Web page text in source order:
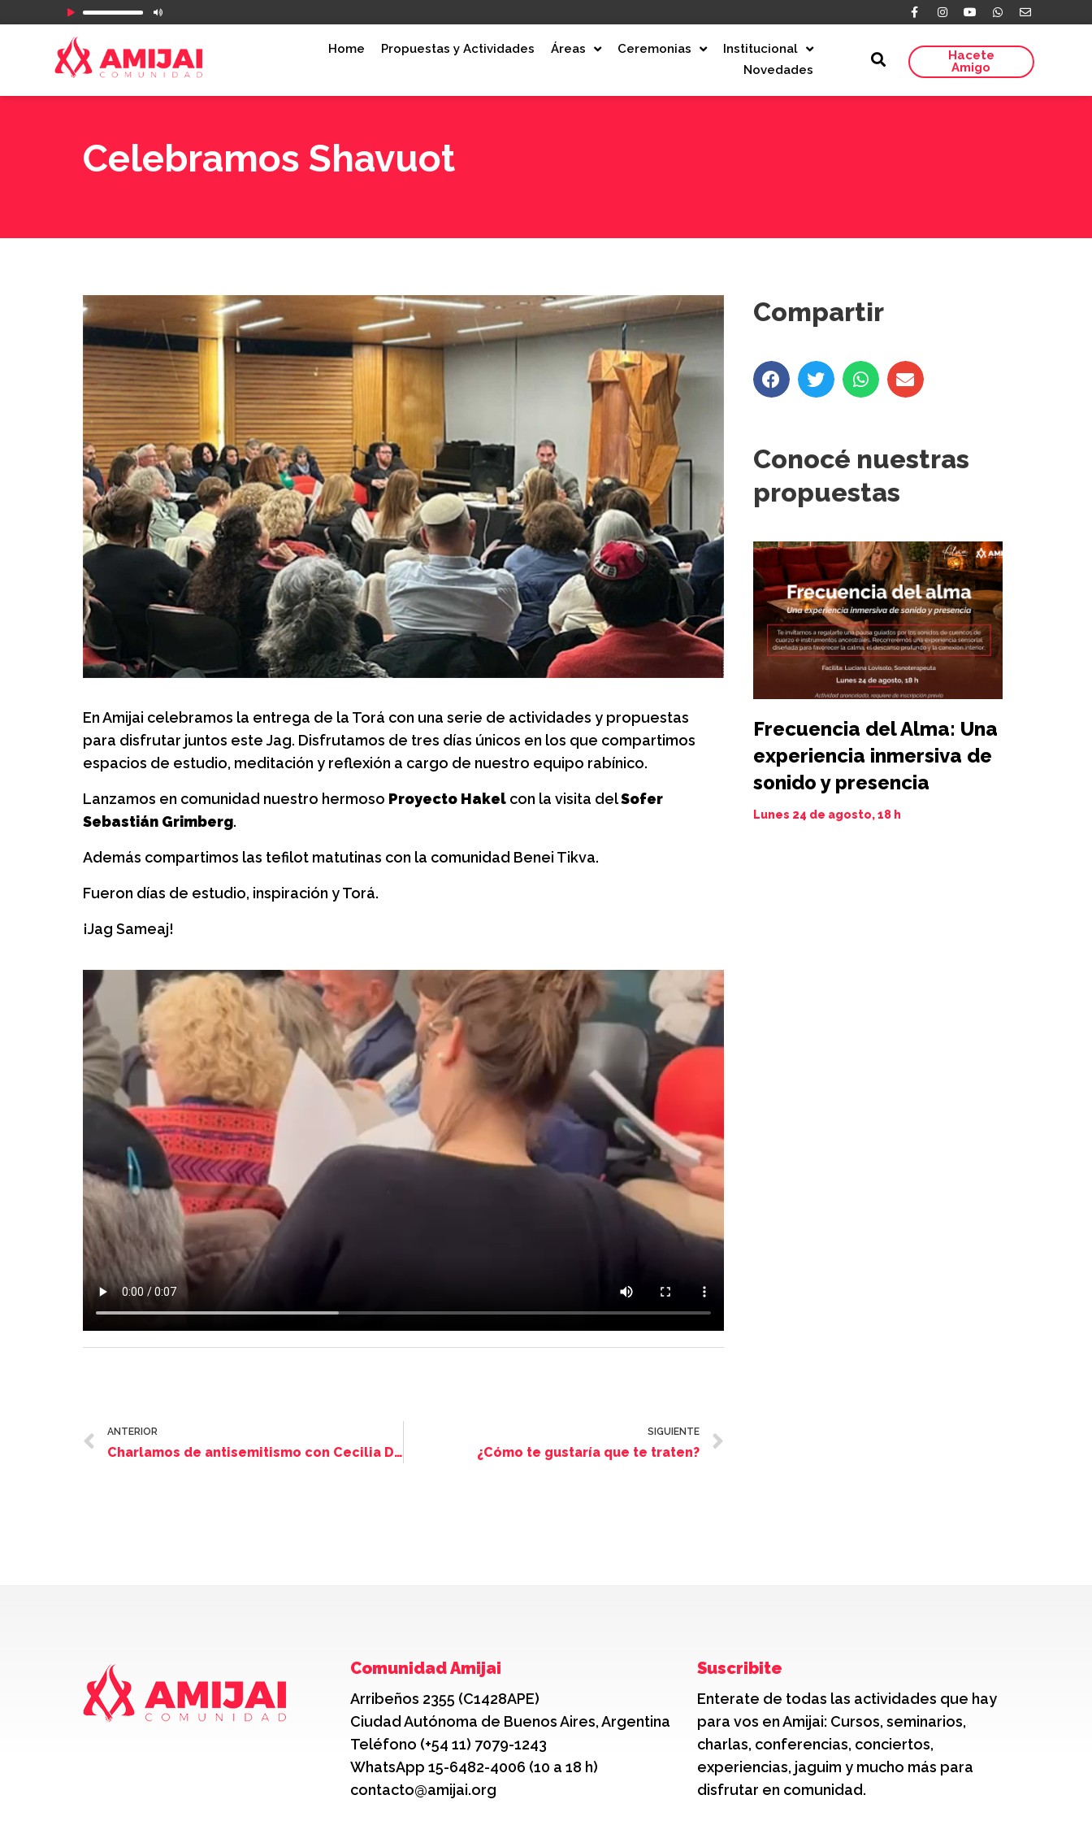
Reproductor
de
audio
Home Propuestas y Actividades Áreas Ceremonias
Institucional
Novedades
Hacete
Amigo
Celebramos Shavuot
En Amijai celebramos la entrega de la Torá con una serie de actividades y propuestas
para disfrutar juntos este Jag. Disfrutamos de tres días únicos en los que compartimos
espacios de estudio, meditación y reflexión a cargo de nuestro equipo rabínico.
Lanzamos en comunidad nuestro hermoso Proyecto Hakel con la visita delSofer
Sebastián Grimberg.
Además compartimos las tefilot matutinas con la comunidad Benei Tikva.
Fueron días de estudio, inspiración y Torá.
¡Jag Sameaj!
ANTERIOR
Charlamos de antisemitismo con Cecilia Denot (@gordameir)
SIGUIENTE
¿Cómo te gustaría que te traten?
Compartir
Conocé nuestras
propuestas
Almitas: Grupos de
crianza, juego y encuentro
Historias entre
bambalinas: La vida, los
detrás del Teatro Colón
Frecuencia del Alma: Una
experiencia inmersiva de
sonido y presencia
Lunes 24 de agosto, 18 h
Comunidad Amijai
Arribeños 2355 (C1428APE)
Ciudad Autónoma de Buenos Aires, Argentina
Teléfono (+54 11) 7079-1243
WhatsApp 15-6482-4006 (10 a 18 h)
contacto@amijai.org
Suscribite
Enterate de todas las actividades que hay
para vos en Amijai: Cursos, seminarios,
charlas, conferencias, conciertos,
experiencias, jaguim y mucho más para
disfrutar en comunidad.